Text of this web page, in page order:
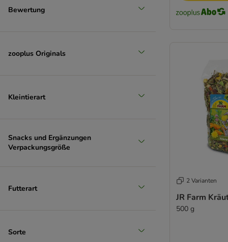
Bewertung
zooplus Originals
Kleintierart
Snacks und Ergänzungen
Verpackungsgröße
Futterart
Sorte
2 Varianten
JR Farm
500 g